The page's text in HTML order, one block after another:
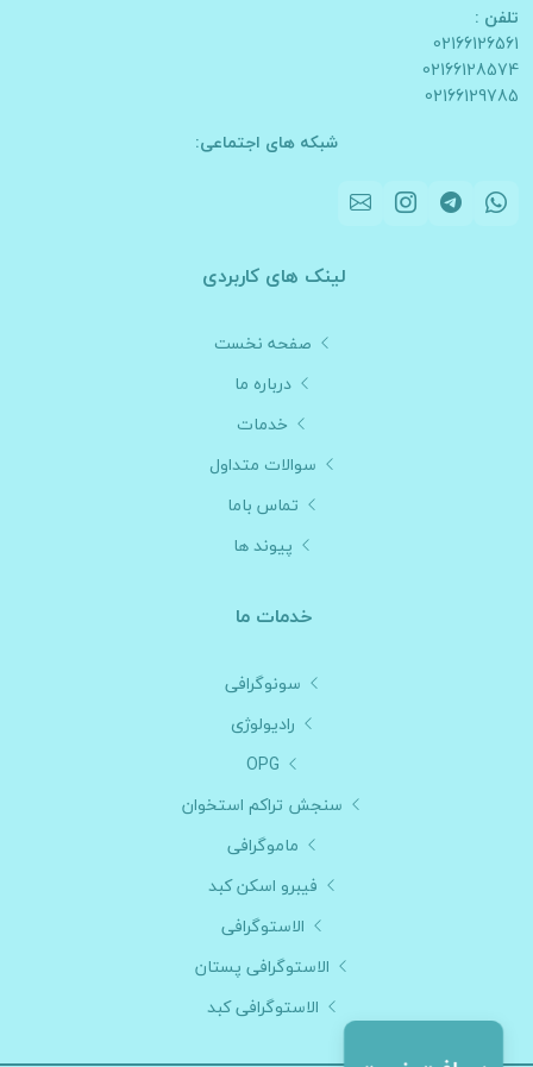
تلفن :
02166126561
02166128574
02166129785
شبکه های اجتماعی:
لینک های کاربردی
صفحه نخست
درباره ما
خدمات
سوالات متداول
تماس باما
پیوند ها
خدمات ما
سونوگرافی
رادیولوژی
OPG
سنجش تراکم استخوان
ماموگرافی
فیبرو اسکن کبد
الاستوگرافی
الاستوگرافی پستان
الاستوگرافی کبد